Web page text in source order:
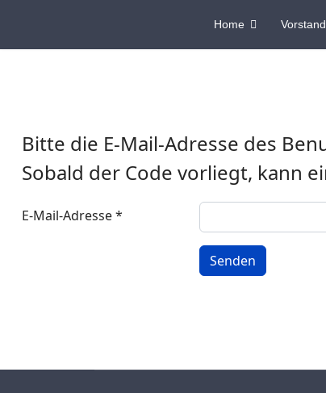
Home Vorstand
Bitte die E-Mail-Adresse des
Sobald der Code vorliegt, kann
E-Mail-Adresse*
Senden